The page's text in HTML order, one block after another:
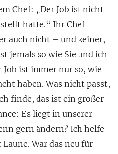
Chef: „Der Job ist nicht
hatte.“ Ihr Chef
auch nicht – und keiner,
jemals so wie Sie und ich
Job ist immer nur so, wie
haben. Was nicht passt,
finde, das ist ein großer
Es liegt in unserer
gern ändern? Ich helfe
War das neu für